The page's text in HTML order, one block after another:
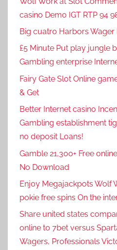
casino Demo IGT RTP 94
Big cuatro Harbors Wager
£5 Minute Put play jungle
Gambling enterprise
Fairy Gate Slot Online
& Get
Better Internet casino
Gambling establishment
no deposit Loans!
Gamble 21,300+ Free
No Download
Enjoy Megajackpots Wolf
pokie free spins On the
Share united states
online to 7bet versus
Wagers, Professionals